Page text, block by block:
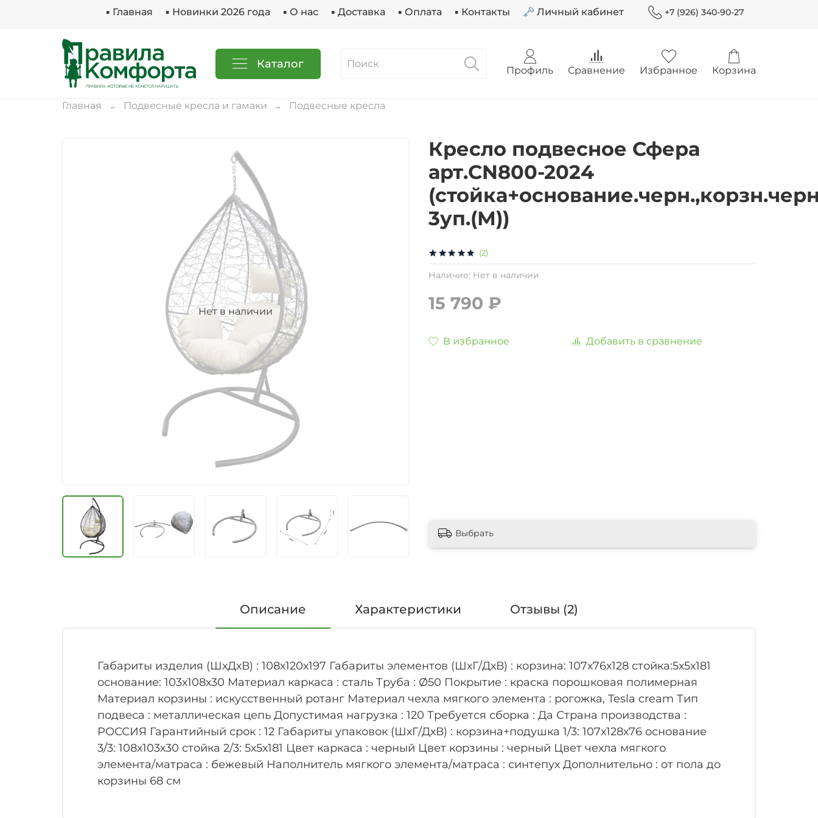
▪ Главная ▪ Новинки 2026 года ▪ О нас ▪ Доставка ▪ Оплата ▪ Контакты 🗝 Личный кабинет +7 (926) 340-90-27
Каталог Профиль Сравнение Избранное Корзина
Главная Подвесные кресла и гамаки Подвесные кресла
Нет в наличии
(2)
Наличие: Нет в наличии
Кресло подвесное Сфера
арт.CN800-2024
3уп.(М))
15 790 ₽
В избранное Добавить в сравнение
Выбрать
Описание Характеристики Отзывы (2)
Габариты изделия (ШхДхВ) : 108х120х197 Габариты элементов (ШхГ/ДхВ) : корзина: 107х76х128 стойка:5х5х181
основание: 103х108х30 Материал каркаса : сталь Труба : Ø50 Покрытие : краска порошковая полимерная
Материал корзины : искусственный ротанг Материал чехла мягкого элемента : рогожка, Tesla cream Тип
подвеса : металлическая цепь Допустимая нагрузка : 120 Требуется сборка : Да Страна производства :
РОССИЯ Гарантийный срок : 12 Габариты упаковок (ШхГ/ДхВ) : корзина+подушка 1/3: 107х128х76 основание
3/3: 108х103х30 стойка 2/3: 5х5х181 Цвет каркаса : черный Цвет корзины : черный Цвет чехла мягкого
элемента/матраса : бежевый Наполнитель мягкого элемента/матраса : синтепух Дополнительно : от пола до
корзины 68 см